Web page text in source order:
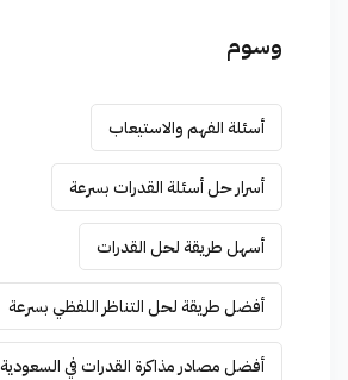
وسوم
أسئلة الفهم والاستيعاب
أسرار حل أسئلة القدرات بسرعة
أسهل طريقة لحل القدرات
أفضل طريقة لحل التناظر اللفظي بسرعة
أفضل مصادر مذاكرة القدرات في السعودية